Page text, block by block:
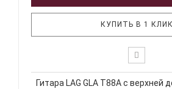
КУПИТЬ В 1 КЛИК
Гитара LAG GLA T88A с верхней